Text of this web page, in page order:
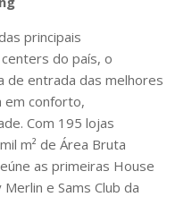
principais
do país, o
de entrada das melhores
em conforto,
Com 195 lojas
m² de Área Bruta
as primeiras House
e Sams Club da